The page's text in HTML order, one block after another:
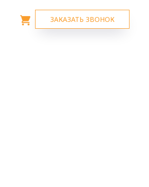
ЗАКАЗАТЬ ЗВОНОК